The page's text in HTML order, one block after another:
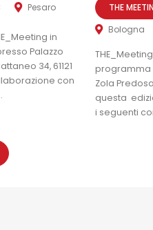
Pesaro
in
Palazzo
34, 61121
con
THE
Bologna
programma
Zola
questa
i seguenti